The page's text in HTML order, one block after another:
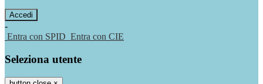
-
Entra con SPID Entra con CIE
Seleziona utente